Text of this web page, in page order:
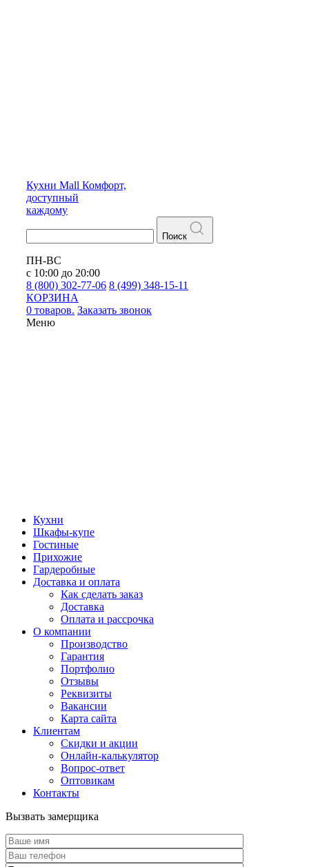
Кухни Mall Комфорт,
доступный
каждому
Поиск
ПН-ВС
с 10:00 до 20:00
8 (800) 302-77-06 8 (499) 348-15-11
КОРЗИНА
0 товаров. Заказать звонок
Меню
Кухни
Шкафы-купе
Гостиные
Прихожие
Гардеробные
Доставка и оплата
Как сделать заказ
Доставка
Оплата и рассрочка
О компании
Производство
Гарантия
Портфолио
Отзывы
Реквизиты
Вакансии
Карта сайта
Клиентам
Скидки и акции
Онлайн-калькулятор
Вопрос-ответ
Оптовикам
Контакты
Вызвать замерщика